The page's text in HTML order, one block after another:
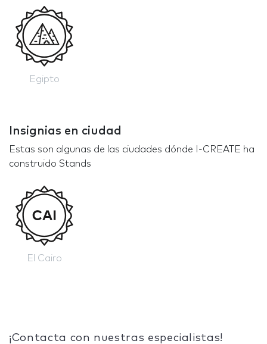
Egipto
Insignias en ciudad
Estas son algunas de las ciudades dónde I-CREATE ha
construido Stands
El Cairo
¡Contacta con nuestras especialistas!